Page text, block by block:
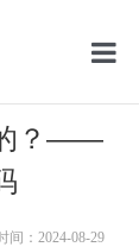
网
的？——
间：2024-08-29